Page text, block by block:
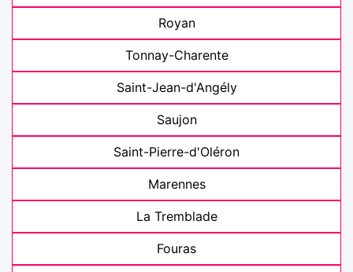
Royan
Tonnay-Charente
Saint-Jean-d'Angély
Saujon
Saint-Pierre-d'Oléron
Marennes
La Tremblade
Fouras